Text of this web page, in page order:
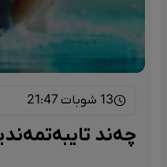
13 شوبات 21:47
چەند